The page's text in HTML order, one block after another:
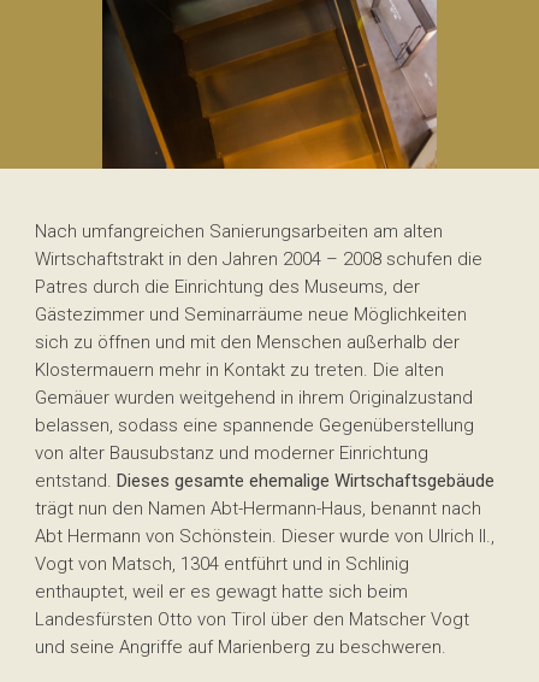
Nach umfangreichen Sanierungsarbeiten am alten
Wirtschaftstrakt in den Jahren 2004 – 2008 schufen die
Patres durch die Einrichtung des Museums, der
Gästezimmer und Seminarräume neue Möglichkeiten
sich zu öffnen und mit den Menschen außerhalb der
Klostermauern mehr in Kontakt zu treten. Die alten
Gemäuer wurden weitgehend in ihrem Originalzustand
belassen, sodass eine spannende Gegenüberstellung
von alter Bausubstanz und moderner Einrichtung
entstand. Dieses gesamte ehemalige Wirtschaftsgebäude
trägt nun den Namen Abt-Hermann-Haus, benannt nach
Abt Hermann von Schönstein. Dieser wurde von Ulrich II.,
Vogt von Matsch, 1304 entführt und in Schlinig
enthauptet, weil er es gewagt hatte sich beim
Landesfürsten Otto von Tirol über den Matscher Vogt
und seine Angriffe auf Marienberg zu beschweren.